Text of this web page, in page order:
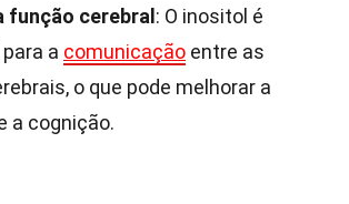
função cerebral : O inositol é
a comunicação entre as
o que pode melhorar a
a cognição.